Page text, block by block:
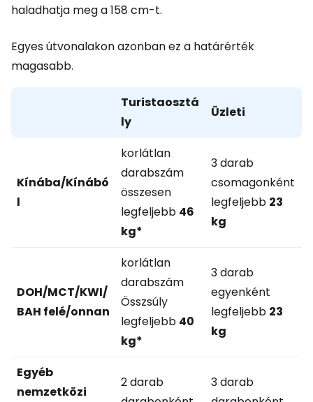
haladhatja meg a 158 cm-t.
Egyes útvonalakon azonban ez a határérték
magasabb.
Turistaosztá
ly
Üzleti
Kínába/Kínábó
l
korlátlan
darabszám
összesen
legfeljebb 46
kg*
3 darab
csomagonként
legfeljebb 23
kg
DOH/MCT/KWI/
BAH felé/onnan
korlátlan
darabszám
Összsúly
legfeljebb 40
kg*
3 darab
egyenként
legfeljebb 23
kg
Egyéb
nemzetközi
2 darab
3 darab